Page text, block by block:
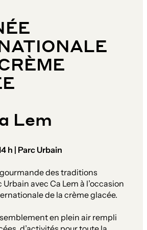
Lem
h | Parc Urbain
des traditions
avec Ca Lem à l’occasion
de la crème glacée.
en plein air rempli